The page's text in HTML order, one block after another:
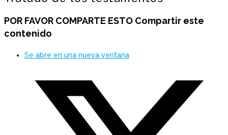
POR FAVOR COMPARTE ESTO Compartir este
contenido
Se abre en una nueva ventana